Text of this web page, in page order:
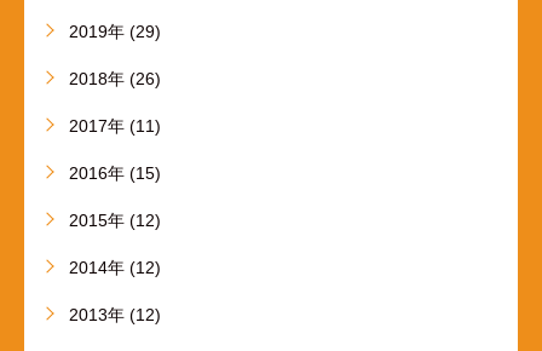
2019年 (29)
2018年 (26)
2017年 (11)
2016年 (15)
2015年 (12)
2014年 (12)
2013年 (12)